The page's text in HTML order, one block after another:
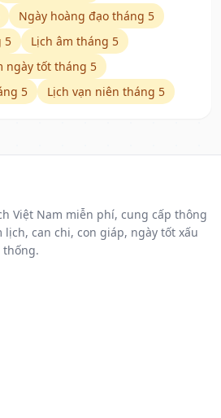
Ngày hoàng đạo tháng 5
5
Lịch âm tháng 5
ngày tốt tháng 5
5
Lịch vạn niên tháng 5
Việt Nam miễn phí, cung cấp thông
can chi, con giáp, ngày tốt xấu
thống.